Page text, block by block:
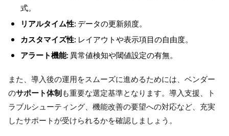
式。
リアルタイム性: データの更新頻度。
カスタマイズ性: レイアウトや表示項目の自由度。
アラート機能: 異常値検知や閾値設定の有無。
また、導入後の運用をスムーズに進めるためには、ベンダー
のサポート体制も重要な選定基準となります。導入支援、ト
ラブルシューティング、機能改善の要望への対応など、充実
したサポートが受けられるかを確認しましょう。